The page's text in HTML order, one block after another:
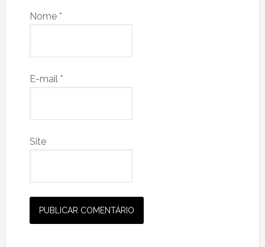
Nome *
E-mail *
Site